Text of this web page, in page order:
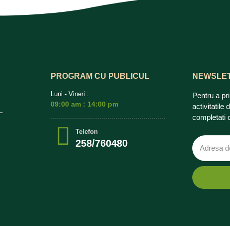
PROGRAM CU PUBLICUL
Luni - Vineri :
09:00 am : 14:00 pm
Telefon
258/760480
Pentru a
activitatile
completati